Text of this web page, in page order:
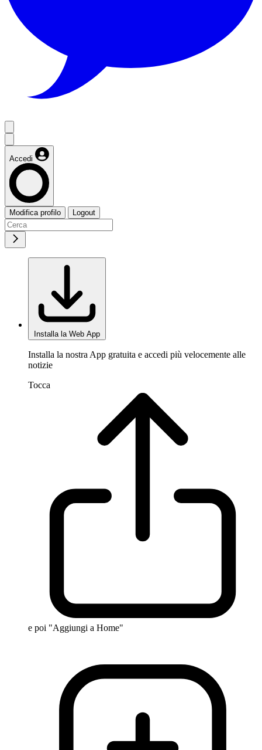
Accedi
Modifica profilo Logout
Installa la Web App
Installa la nostra App gratuita e accedi più velocemente alle
notizie
Tocca
e poi "Aggiungi a Home"